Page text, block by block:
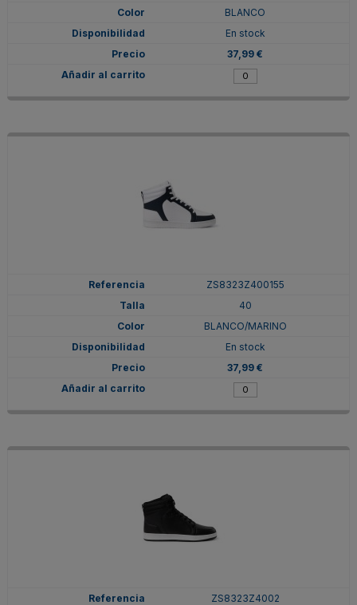
BLANCO
En stock
37,99 €
ZS8323Z400155
40
BLANCO/MARINO
En stock
37,99 €
ZS8323Z4002